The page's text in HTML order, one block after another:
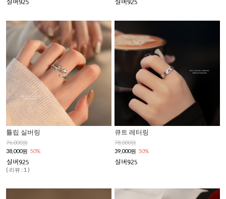
튤립 실버링
76,000원
38,000원 50%
( 리뷰 : 1 )
큐트 레터링
78,000원
39,000원 50%